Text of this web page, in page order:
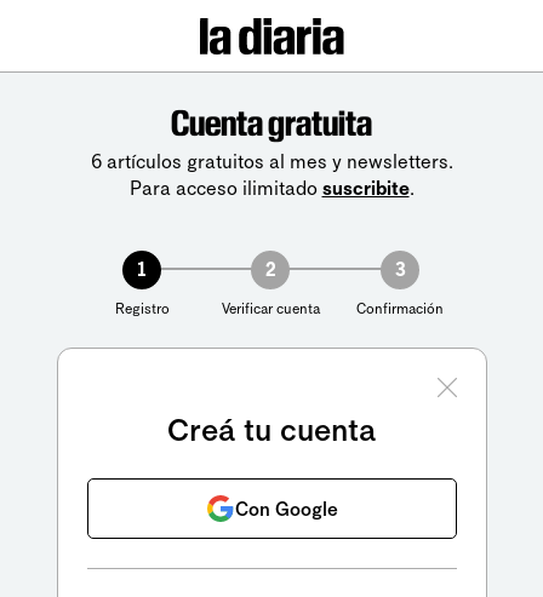
Cuenta gratuita
6 artículos gratuitos al mes y newsletters.
Para acceso ilimitado suscribite.
1
Registro
2
Verificar cuenta
3
Confirmación
Creá tu cuenta
Con Google